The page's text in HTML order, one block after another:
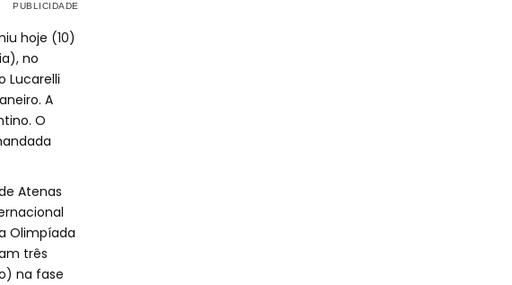
hoje (10)
no
Lucarelli
A
O
Atenas
Olimpíada
três
na fase